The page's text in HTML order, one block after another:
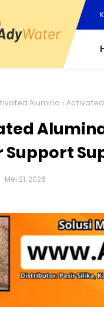
Alumina Activated
Support
Mei 21, 2026